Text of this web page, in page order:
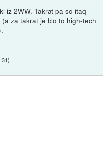
iz 2WW. Takrat pa so itaq
za takrat je blo to high-tech
)